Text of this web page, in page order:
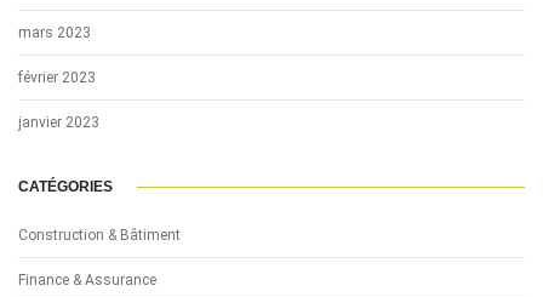
mars 2023
février 2023
janvier 2023
CATÉGORIES
Construction & Bâtiment
Finance & Assurance